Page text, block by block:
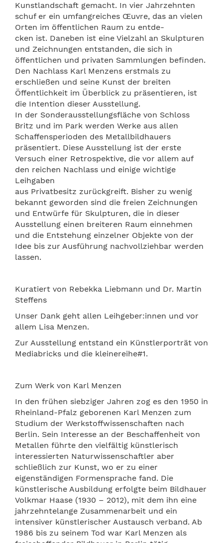
Kunstlandschaft gemacht. In vier Jahrzehnten
schuf er ein umfangreiches Œuvre, das an vielen
Orten im öffentlichen Raum zu entde-
cken ist. Daneben ist eine Vielzahl an Skulpturen
und Zeichnungen entstanden, die sich in
öffentlichen und privaten Sammlungen befinden.
Den Nachlass Karl Menzens erstmals zu
erschließen und seine Kunst der breiten
Öffentlichkeit im Überblick zu präsentieren, ist
die Intention dieser Ausstellung.
In der Sonderausstellungsfläche von Schloss
Britz und im Park werden Werke aus allen
Schaffensperioden des Metallbildhauers
präsentiert. Diese Ausstellung ist der erste
Versuch einer Retrospektive, die vor allem auf
den reichen Nachlass und einige wichtige
Leihgaben
aus Privatbesitz zurückgreift. Bisher zu wenig
bekannt geworden sind die freien Zeichnungen
und Entwürfe für Skulpturen, die in dieser
Ausstellung einen breiteren Raum einnehmen
und die Entstehung einzelner Objekte von der
Idee bis zur Ausführung nachvollziehbar werden
lassen.
Kuratiert von Rebekka Liebmann und Dr. Martin
Steffens
Unser Dank geht allen Leihgeber:innen und vor
allem Lisa Menzen.
Zur Ausstellung entstand ein Künstlerporträt von
Mediabricks und die kleinereihe#1.
Zum Werk von Karl Menzen
In den frühen siebziger Jahren zog es den 1950 in
Rheinland-Pfalz geborenen Karl Menzen zum
Studium der Werkstoffwissenschaften nach
Berlin. Sein Interesse an der Beschaffenheit von
Metallen führte den vielfältig künstlerisch
interessierten Naturwissenschaftler aber
schließlich zur Kunst, wo er zu einer
eigenständigen Formensprache fand. Die
künstlerische Ausbildung erfolgte beim Bildhauer
Volkmar Haase (1930 – 2012), mit dem ihn eine
jahrzehntelange Zusammenarbeit und ein
intensiver künstlerischer Austausch verband. Ab
1986 bis zu seinem Tod war Karl Menzen als